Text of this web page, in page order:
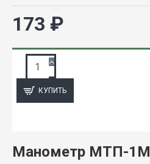
173 ₽
КУПИТЬ
Манометр МТП-1М